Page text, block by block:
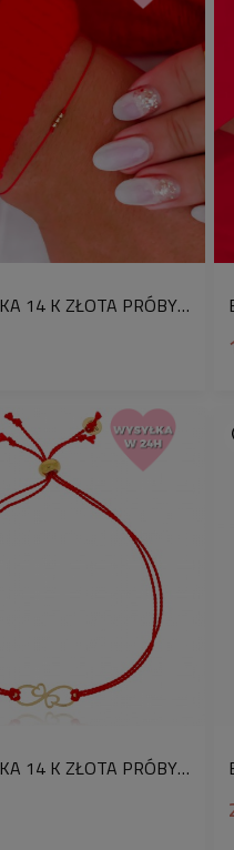
BRANSOLETKA 14 K ZŁOTA PRÓBY 585 TRZY KULECZKI CZERWONA JEDWABNA NIĆ
BRANSOLETKA 14 K ZŁOTA PRÓBY 585 SERCE NIESKOŃCZONOŚĆ CZERWONA JEDWABNA NIĆ